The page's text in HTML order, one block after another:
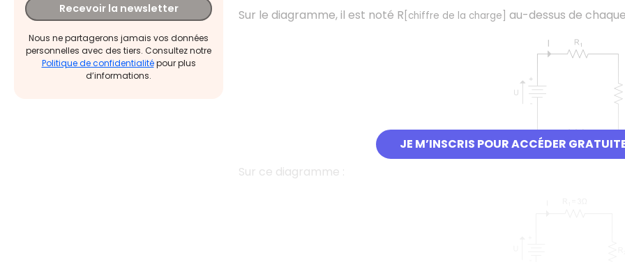
Recevoir la newsletter
Nous ne partagerons jamais vos données
personnelles avec des tiers. Consultez notre
Politique de confidentialitépour plus
d’informations.
JE M’INSCRIS POUR ACCÉDER
Sur le diagramme, il est noté R [chiffre de la charge] au-dessus de
Sur ce diagramme :